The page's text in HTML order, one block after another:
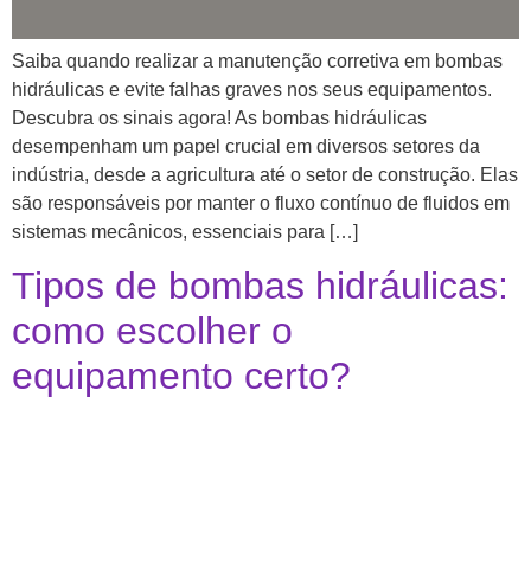
Saiba quando realizar a manutenção corretiva em bombas
hidráulicas e evite falhas graves nos seus equipamentos.
Descubra os sinais agora! As bombas hidráulicas
desempenham um papel crucial em diversos setores da
indústria, desde a agricultura até o setor de construção. Elas
são responsáveis por manter o fluxo contínuo de fluidos em
sistemas mecânicos, essenciais para […]
Tipos de bombas hidráulicas:
como escolher o
equipamento certo?